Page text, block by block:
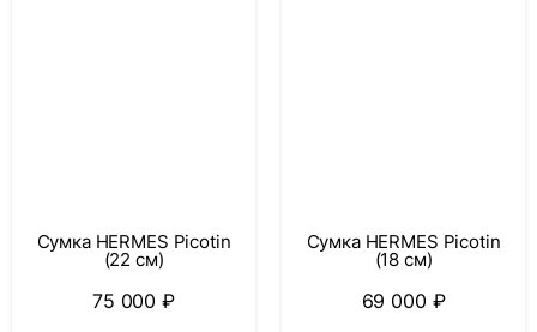
Сумка HERMES Picotin
(22 см)
75 000₽
Сумка HERMES Picotin
(18 см)
69 000 ₽